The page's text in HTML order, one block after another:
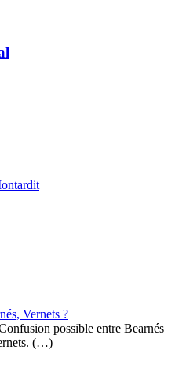
Vernets ?
possible entre Bearnés
(…)